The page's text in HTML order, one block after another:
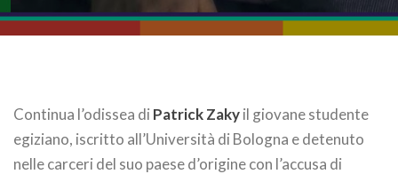
Continua l’odissea di Patrick Zakyil giovane studente
egiziano, iscritto all’Università di Bologna e detenuto
nelle carceri del suo paese d’origine con l’accusa di